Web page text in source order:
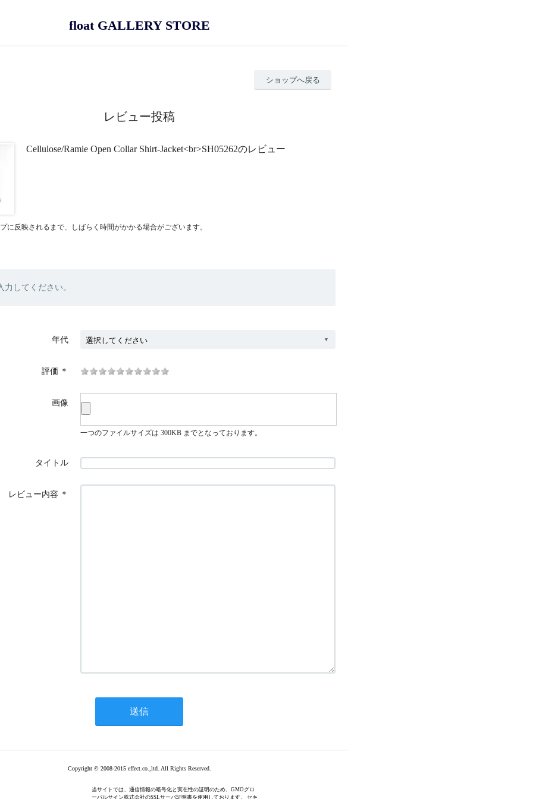
float GALLERY STORE
ショップへ戻る
レビュー投稿
Cellulose/Ramie Open Collar Shirt-Jacket<br>SH05262のレビュー
に反映されるまで、しばらく時間がかかる場合がございます。
力してください。
年代
評価 ＊
画像
一つのファイルサイズは 300KB までとなっております。
タイトル
レビュー内容 ＊
Copyright © 2008-2015 effect.co.,ltd. All Rights Reserved.
当サイトでは、通信情報の暗号化と実在性の証明のため、GMOグロ
ーバルサイン株式会社のSSLサーバ証明書を使用しております。 セキ